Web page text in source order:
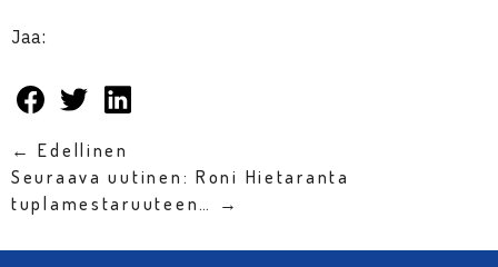
Jaa:
← Edellinen
Seuraava uutinen: Roni Hietaranta
tuplamestaruuteen… →